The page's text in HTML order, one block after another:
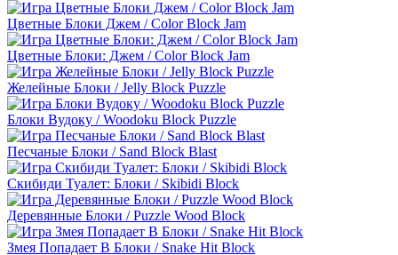
Цветные Блоки Джем / Color Block Jam
Цветные Блоки: Джем / Color Block Jam
Желейные Блоки / Jelly Block Puzzle
Блоки Вудоку / Woodoku Block Puzzle
Песчаные Блоки / Sand Block Blast
Скибиди Туалет: Блоки / Skibidi Block
Деревянные Блоки / Puzzle Wood Block
Змея Попадает В Блоки / Snake Hit Block